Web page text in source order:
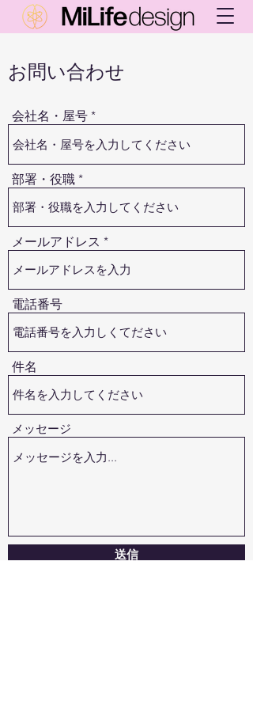
お問い合わせ
会社名・屋号
部署・役職
メールアドレス
電話番号
件名
メッセージ
送信